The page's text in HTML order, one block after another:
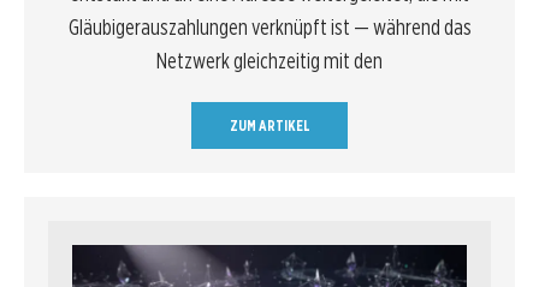
Gläubigerauszahlungen verknüpft ist — während das
Netzwerk gleichzeitig mit den
ZUM ARTIKEL